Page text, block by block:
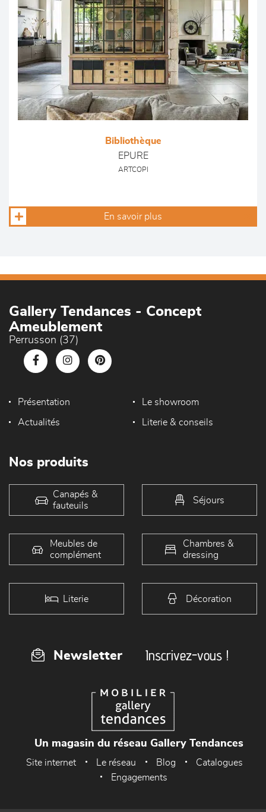
Bibliothèque
EPURE
ARTCOPI
En savoir plus
Gallery Tendances - Concept
Ameublement
Perrusson (37)
Présentation Le showroom
Actualités Literie & conseils
Nos produits
Canapés &
fauteuils
Séjours
Meubles de
complément
Chambres &
dressing
Literie Décoration
Newsletter Inscrivez-vous !
Un magasin du réseau Gallery Tendances
Site internet Le réseau Blog
Catalogues
Engagements